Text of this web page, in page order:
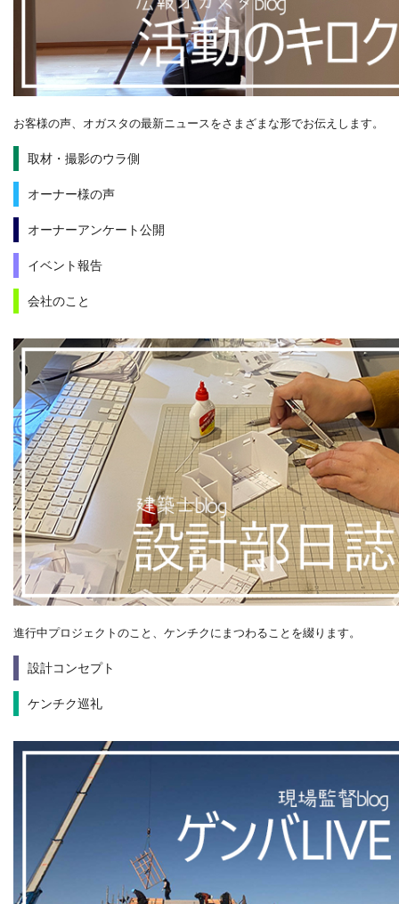
お客様の声、オガスタの最新ニュースをさまざまな形でお伝えします。
取材・撮影のウラ側
オーナー様の声
オーナーアンケート公開
イベント報告
会社のこと
進行中プロジェクトのこと、ケンチクにまつわることを綴ります。
設計コンセプト
ケンチク巡礼